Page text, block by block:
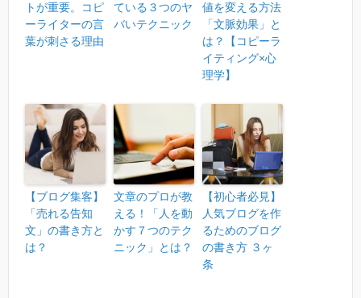
トが重要。コピ
ーライターの言
葉が刺さる理由
ている３つのヤ
バいテクニック
値を変える方法
「文脈効果」と
は？【コピーラ
イティング×心
理学】
【ブログ集客】
「売れる告知
文」の書き方と
は？
文章のプロが教
える！「人を動
かす７つのテク
ニック」とは？
【初心者必見】
人気ブログを作
るためのブログ
の書き方 ３ヶ
条